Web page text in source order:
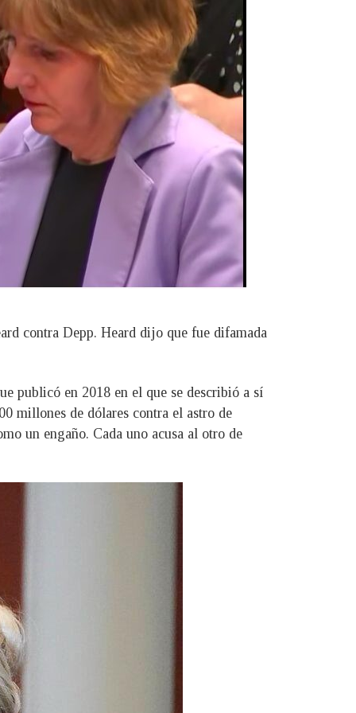
contra Depp. Heard dijo que fue difamada
publicó en 2018 en el que se describió a sí
millones de dólares contra el astro de
un engaño. Cada uno acusa al otro de